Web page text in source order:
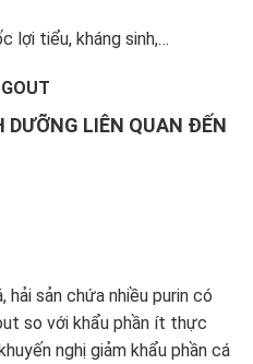
lợi tiểu, kháng sinh,…
DƯỠNG LIÊN QUAN ĐẾN
hải sản chứa nhiều purin có
so với khẩu phần ít thực
nghị giảm khẩu phần cá